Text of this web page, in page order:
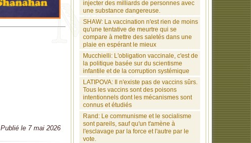
injecter des milliards de personnes avec
une substance dangereuse.
SHAW: La vaccination n'est rien de moins
qu'une tentative de meurtre qui se
compare à mettre des saletés dans une
plaie en espérant le mieux
Mucchielli: L'obligation vaccinale, c'est de
la politique basée sur du scientisme
infantile et de la corruption systémique
LATIPOVA: Il n'existe pas de vaccins sûrs.
Tous les vaccins sont des poisons
intentionnels dont les mécanismes sont
connus et étudiés
Rand: Le communisme et le socialisme
sont pareils, sauf qu'un t'amène à
l'esclavage par la force et l'autre par le
vote.
Publié le 7 mai 2026